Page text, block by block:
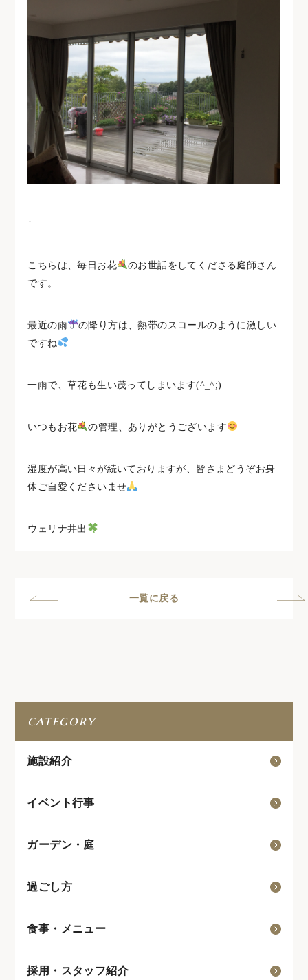
↑
こちらは、毎日お花
のお世話をしてくださる庭師さん
です。
最近の雨
の降り方は、熱帯のスコールのように激しい
ですね
一雨で、草花も生い茂ってしまいます(^_^;)
いつもお花 の管理、ありがとうございます
湿度が高い日々が続いておりますが、皆さまどうぞお身
体ご自愛くださいませ
ウェリナ井出
一覧に戻る
category
施設紹介
イベント行事
ガーデン・庭
過ごし方
食事・メニュー
採用・スタッフ紹介